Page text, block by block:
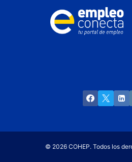
© 2026 COHEP. Todos los